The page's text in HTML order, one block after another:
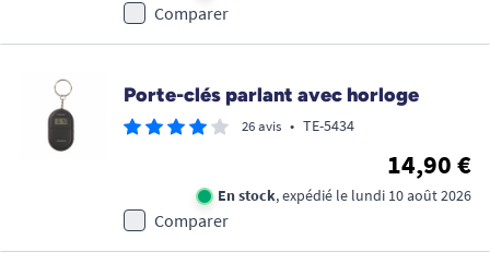
Comparer
Porte-clés parlant avec horloge
26 avis • TE-5434
14,90 €
En stock, expédié le lundi 10 août 2026
Comparer